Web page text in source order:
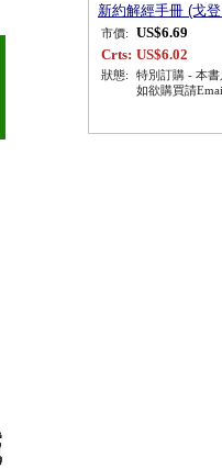
新約解經手冊 (戈
市價:
US$6.69
Crts: US$6.02
狀態:
特別訂購 - 本書
如欲購買請